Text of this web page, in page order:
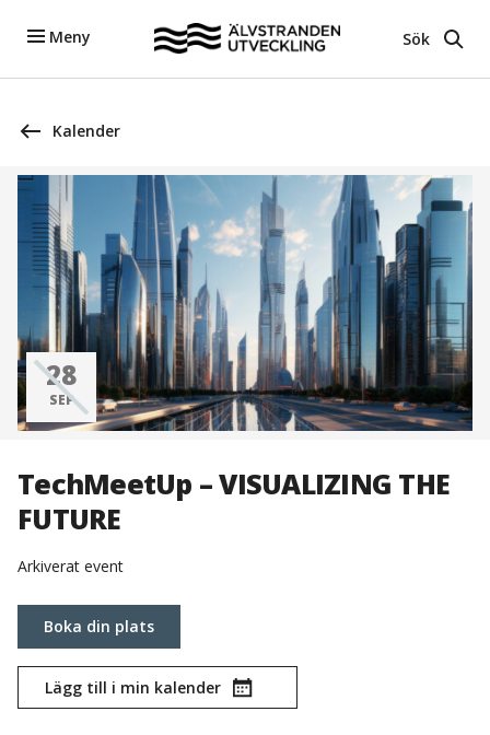
Meny Sök
Kalender
28
SEP
TechMeetUp – VISUALIZING THE
FUTURE
Arkiverat event
Boka din plats
Lägg till i min kalender